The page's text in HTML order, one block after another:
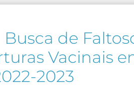
de
Vacinais
2023